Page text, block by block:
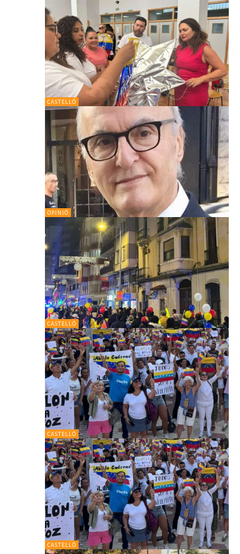
CASTELLÓ
OPINIÓ
CASTELLÓ
CASTELLÓ
CASTELLÓ